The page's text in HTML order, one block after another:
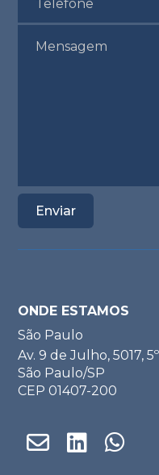
ONDE ESTAMOS
São Paulo
Av. 9 de Julho, 5017,
São Paulo/SP
CEP 01407-200